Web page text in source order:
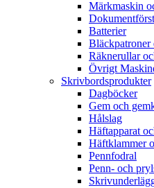
Märkmaskin
Batterier
Bläckpatroner
Räknerullar
Övrigt
Skrivbordsprodukter
Dagböcker
Gem och
Hålslag
Häftapparat
Häftklammer
Pennfodral
Penn- och